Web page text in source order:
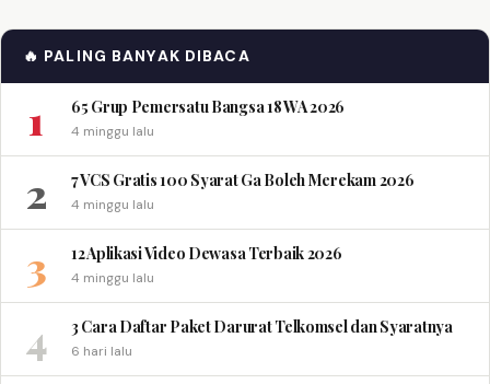
🔥 PALING BANYAK DIBACA
1 65 Grup Pemersatu Bangsa 18 WA 2026
4 minggu lalu
2 7 VCS Gratis 100 Syarat Ga Boleh Merekam 2026
4 minggu lalu
3 12 Aplikasi Video Dewasa Terbaik 2026
4 minggu lalu
4 3 Cara Daftar Paket Darurat Telkomsel dan Syaratnya
6 hari lalu